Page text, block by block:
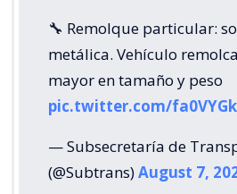
🔧 Remolque particular:
metálica. Vehículo
mayor en tamaño y peso
pic.twitter.com/
— Subsecretaría de
(@Subtrans)August 7,